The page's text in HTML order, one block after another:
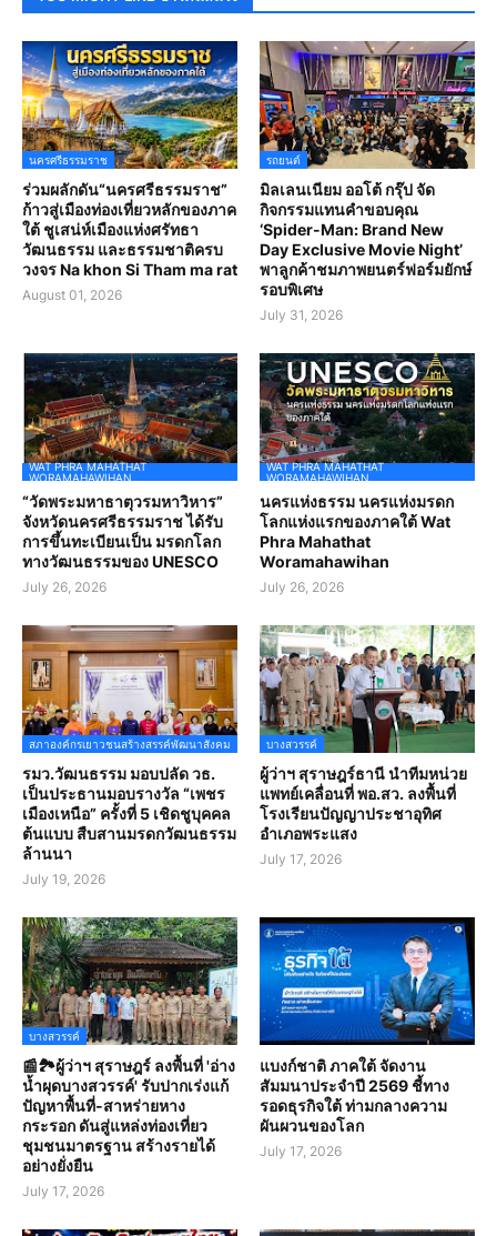
นครศรีธรรมราช
ร่วมผลักดัน“นครศรีธรรมราช”
ก้าวสู่เมืองท่องเที่ยวหลักของภาค
ใต้ ชูเสน่ห์เมืองแห่งศรัทธา
วัฒนธรรม และธรรมชาติครบ
วงจร Na khon Si Tham ma rat
August 01, 2026
รถยนต์
มิลเลนเนียม ออโต้ กรุ๊ป จัด
กิจกรรมแทนคำขอบคุณ
‘Spider-Man: Brand New
Day Exclusive Movie Night’
พาลูกค้าชมภาพยนตร์ฟอร์มยักษ์
รอบพิเศษ
July 31, 2026
WAT PHRA MAHATHAT
WORAMAHAWIHAN
“วัดพระมหาธาตุวรมหาวิหาร”
จังหวัดนครศรีธรรมราช ได้รับ
การขึ้นทะเบียนเป็น มรดกโลก
ทางวัฒนธรรมของ UNESCO
July 26, 2026
WAT PHRA MAHATHAT
WORAMAHAWIHAN
นครแห่งธรรม นครแห่งมรดก
โลกแห่งแรกของภาคใต้ Wat
Phra Mahathat
Woramahawihan
July 26, 2026
สภาองค์กรเยาวชนสร้างสรรค์พัฒนาสังคม
รมว.วัฒนธรรม มอบปลัด วธ.
เป็นประธานมอบรางวัล “เพชร
เมืองเหนือ” ครั้งที่ 5 เชิดชูบุคคล
ต้นแบบ สืบสานมรดกวัฒนธรรม
ล้านนา
July 19, 2026
บางสวรรค์
ผู้ว่าฯ สุราษฎร์ธานี นำทีมหน่วย
แพทย์เคลื่อนที่ พอ.สว. ลงพื้นที่
โรงเรียนปัญญาประชาอุทิศ
อำเภอพระแสง
July 17, 2026
บางสวรรค์
📰🏞️ผู้ว่าฯ สุราษฎร์ ลงพื้นที่ 'อ่าง
น้ำผุดบางสวรรค์' รับปากเร่งแก้
ปัญหาพื้นที่-สาหร่ายหาง
กระรอก ดันสู่แหล่งท่องเที่ยว
ชุมชนมาตรฐาน สร้างรายได้
อย่างยั่งยืน
July 17, 2026
แบงก์ชาติ ภาคใต้ จัดงาน
สัมมนาประจำปี 2569 ชี้ทาง
รอดธุรกิจใต้ ท่ามกลางความ
ผันผวนของโลก
July 17, 2026